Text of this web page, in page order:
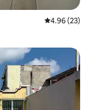
平均评分
4.96 (23)